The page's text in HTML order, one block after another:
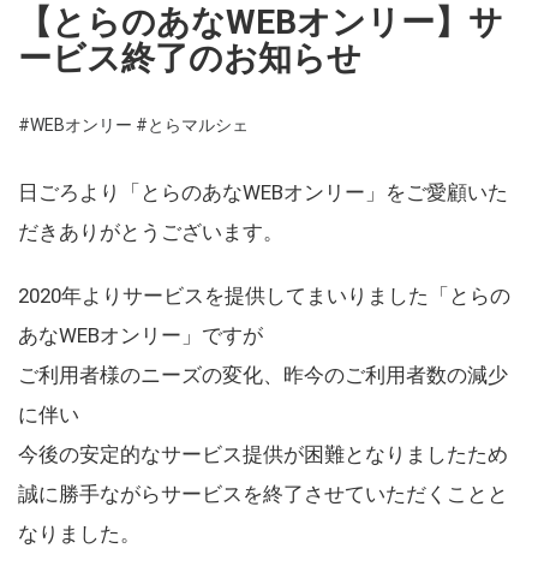
【とらのあなWEBオンリー】サ
ービス終了のお知らせ
#WEBオンリー #とらマルシェ
日ごろより「とらのあなWEBオンリー」をご愛顧いた
だきありがとうございます。
2020年よりサービスを提供してまいりました「とらの
あなWEBオンリー」ですが
ご利用者様のニーズの変化、昨今のご利用者数の減少
に伴い
今後の安定的なサービス提供が困難となりましたため
誠に勝手ながらサービスを終了させていただくことと
なりました。